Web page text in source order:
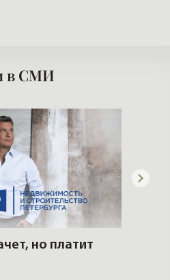
в СМИ
но платит